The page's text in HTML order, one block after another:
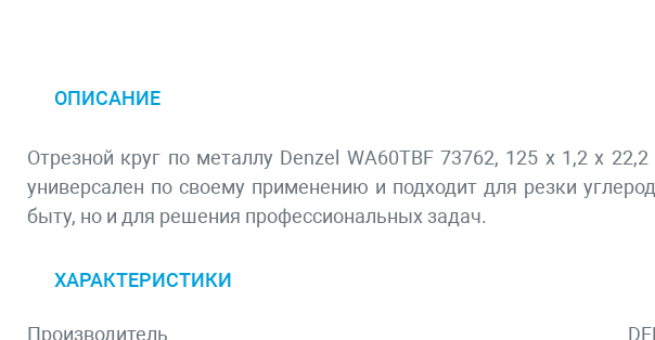
ОПИСАНИЕ
Отрезной круг по металлу Denzel WA60TBF 73762, 125 х 1,2 х
универсален по своему применению и подходит для резки
быту, но и для решения профессиональных задач.
ХАРАКТЕРИСТИКИ
Производитель